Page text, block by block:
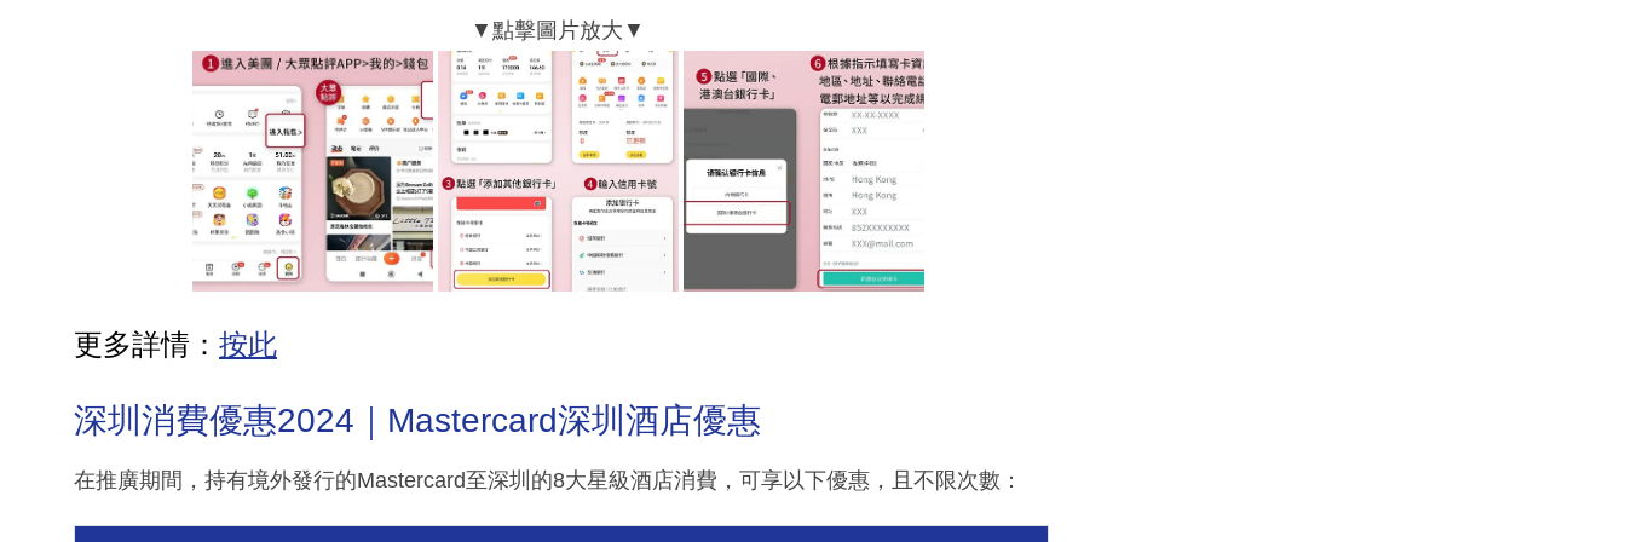
更多詳情： 按此
深圳消費優惠2024｜Mastercard深圳酒店優惠
在推廣期間，持有境外發行的Mastercard至深圳的8大星級酒店消費，可享以下優惠，且不限次數：